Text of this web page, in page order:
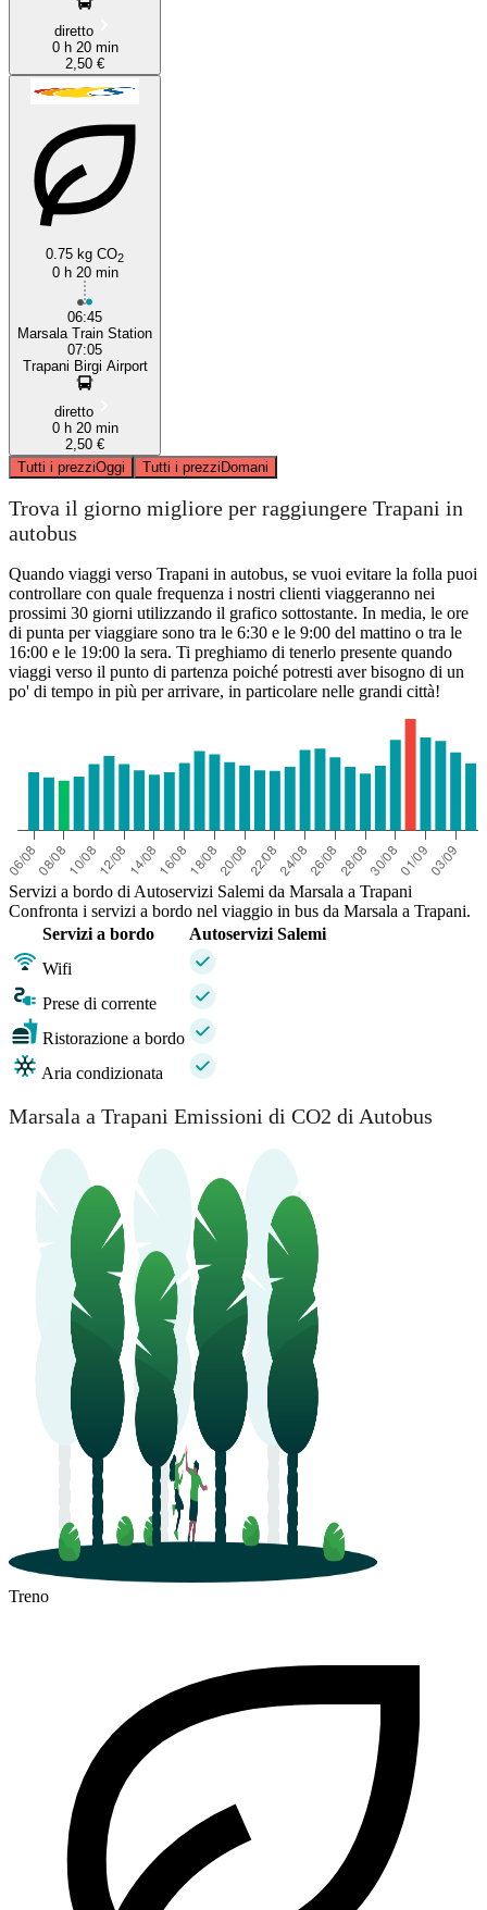
diretto
0 h 20 min
2,50 €
0.75 kg CO2
0 h 20 min
06:45
Marsala Train Station
07:05
Trapani Birgi Airport
diretto
0 h 20 min
2,50 €
Tutti i prezziOggi Tutti i prezziDomani
Trova il giorno migliore per raggiungere Trapani in
autobus
Quando viaggi verso Trapani in autobus, se vuoi evitare la folla puoi
controllare con quale frequenza i nostri clienti viaggeranno nei
prossimi 30 giorni utilizzando il grafico sottostante. In media, le ore
di punta per viaggiare sono tra le 6:30 e le 9:00 del mattino o tra le
16:00 e le 19:00 la sera. Ti preghiamo di tenerlo presente quando
viaggi verso il punto di partenza poiché potresti aver bisogno di un
po' di tempo in più per arrivare, in particolare nelle grandi città!
Servizi a bordo di Autoservizi Salemi da Marsala a Trapani
Confronta i servizi a bordo nel viaggio in bus da Marsala a Trapani.
Servizi a bordo
Autoservizi Salemi
Wifi
Prese di corrente
Ristorazione a bordo
Aria condizionata
Marsala a Trapani Emissioni di CO2 di Autobus
Treno